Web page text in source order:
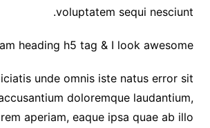
voluptatem sequi nesciunt.
heading h5 tag & I look awesome
unde omnis iste natus error sit
doloremque laudantium,
aperiam, eaque ipsa quae ab illo